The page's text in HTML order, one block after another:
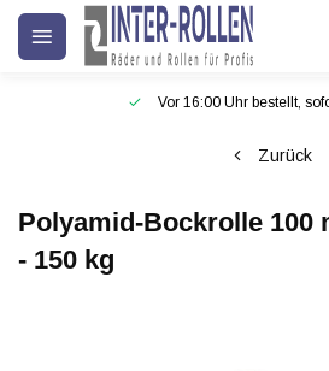
Vor 16:00 Uhr bestellt,
Zurück
Polyamid-Bockrolle 100
- 150 kg